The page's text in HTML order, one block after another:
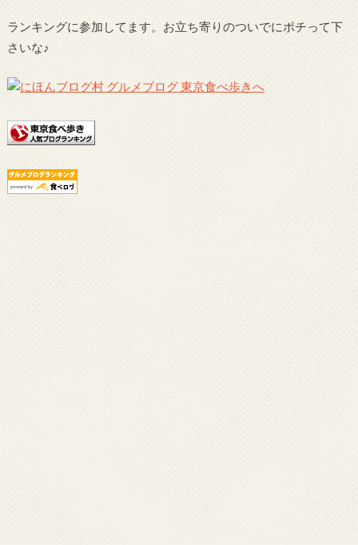
ランキングに参加してます。お立ち寄りのついでにポチって下
さいな♪